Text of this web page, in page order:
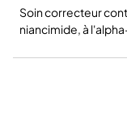
Soin correcteur
niancimide, à